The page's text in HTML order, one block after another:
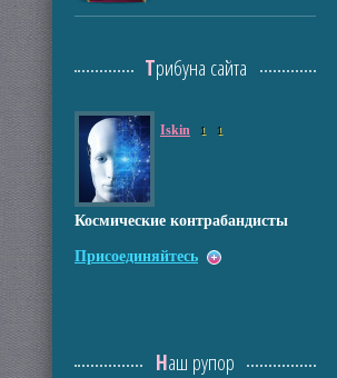
Трибуна сайта
Iskin 1 1
Космические контрабандисты
Присоединяйтесь
Наш рупор